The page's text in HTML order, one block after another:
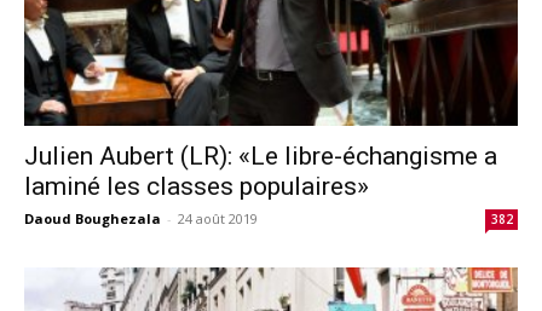
Julien Aubert (LR): «Le libre-échangisme a
laminé les classes populaires»
Daoud Boughezala - 24 août 2019 382